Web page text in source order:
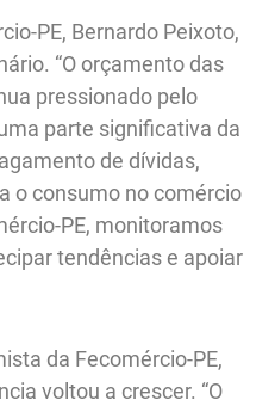
PE, Bernardo Peixoto,
“O orçamento das
pressionado pelo
parte significativa da
de dívidas,
o consumo no comércio
PE, monitoramos
tendências e apoiar
da Fecomércio-PE,
voltou a crescer. “O